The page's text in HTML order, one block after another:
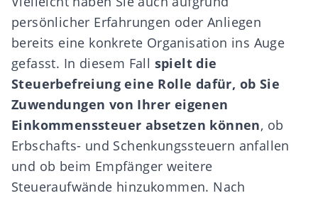
persönlicher Erfahrungen oder Anliegen
bereits eine konkrete Organisation ins Auge
gefasst. In diesem Fall spielt die
Steuerbefreiung eine Rolle dafür, ob Sie
Zuwendungen von Ihrer eigenen
Einkommenssteuer absetzen können, ob
Erbschafts- und Schenkungssteuern anfallen
und ob beim Empfänger weitere
Steueraufwände hinzukommen. Nach